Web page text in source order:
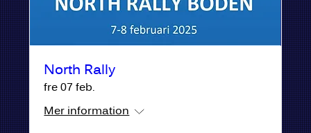
North Rally
fre 07 feb.
Mer information